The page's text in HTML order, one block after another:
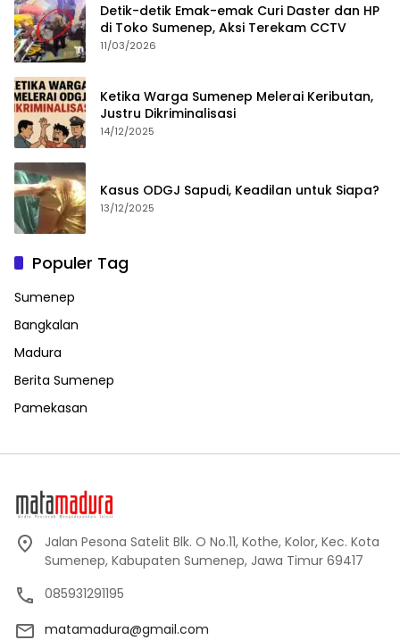
Detik-detik Emak-emak Curi Daster dan HP
di Toko Sumenep, Aksi Terekam CCTV
11/03/2026
Ketika Warga Sumenep Melerai Keributan,
Justru Dikriminalisasi
14/12/2025
Kasus ODGJ Sapudi, Keadilan untuk Siapa?
13/12/2025
Populer Tag
Sumenep
Bangkalan
Madura
Berita Sumenep
Pamekasan
Jalan Pesona Satelit Blk. O No.11, Kothe, Kolor, Kec. Kota
Sumenep, Kabupaten Sumenep, Jawa Timur 69417
085931291195
matamadura@gmail.com